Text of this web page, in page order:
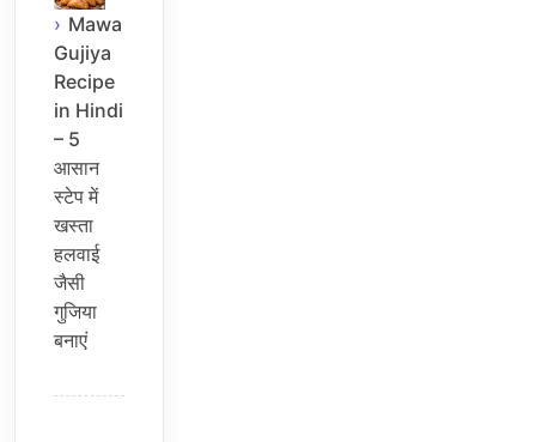
Mawa
Gujiya
Recipe
in Hindi
– 5
आसान
स्टेप में
खस्ता
हलवाई
जैसी
गुजिया
बनाएं